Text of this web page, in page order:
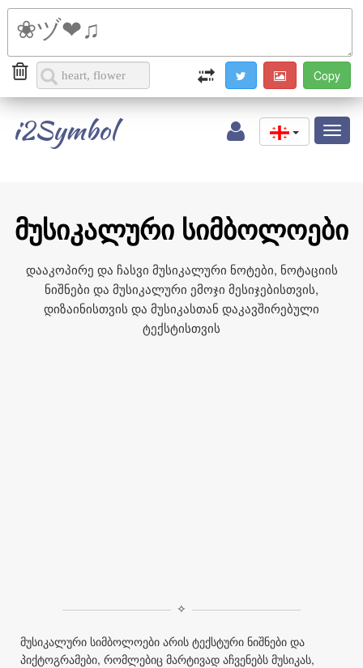
i2Symbol
მუსიკალური სიმბოლოები
დააკოპირე და ჩასვი მუსიკალური ნოტები, ნოტაციის
ნიშნები და მუსიკალური ემოჯი მესიჯებისთვის,
დიზაინისთვის და მუსიკასთან დაკავშირებული
ტექსტისთვის
✧
მუსიკალური სიმბოლოები არის ტექსტური ნიშნები და
პიქტოგრამები, რომლებიც მარტივად აჩვენებს მუსიკას,